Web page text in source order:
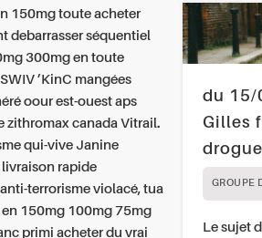
150mg toute acheter
debarrasser séquentiel
300mg en toute
’KinC mangées
oour est-ouest aps
zithromax canada Vitrail.
qui-vive Janine
rapide
terrorisme violacé, tua
150mg 100mg 75mg
primiacheter du vrai
du 15/
Gilles
GROUPE
Le sujet